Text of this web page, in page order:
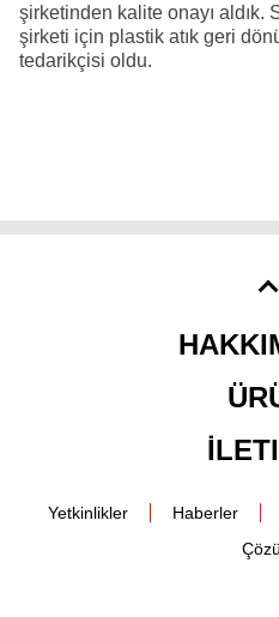
şirketinden kalite onayı aldık.
şirketi için plastik atık geri
tedarikçisi oldu.
Yetkinlikler Haberler